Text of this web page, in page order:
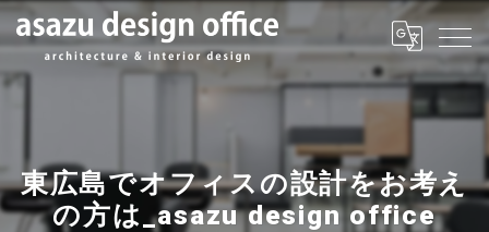
東広島でオフィスの設計をお考え
の方は_asazu design office